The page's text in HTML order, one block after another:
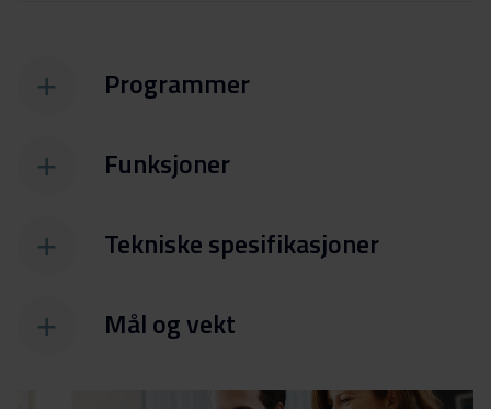
Programmer
Funksjoner
Tekniske spesifikasjoner
Mål og vekt